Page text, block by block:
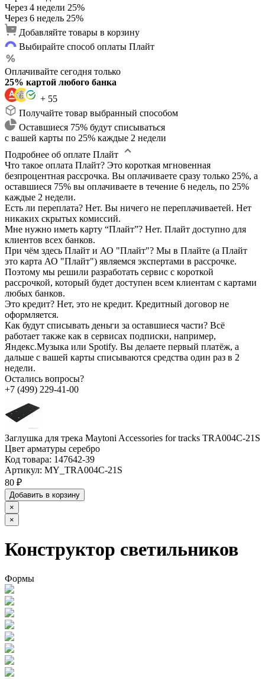
Через 4 недели 25%
Через 6 недель 25%
Добавляйте товары в корзину
Выбирайте способ оплаты Плайт
Оплачивайте сегодня только
25% картой любого банка
+ 55
Получайте товар выбранный способом
Оставшиеся 75% будут списываться
с вашей карты по 25% каждые 2 недели
Подробнее об оплате Плайт
Что такое оплата Плайт? Это короткая мгновенная
безпроцентная рассрочка. Вы оплачиваете сразу только 25%, а
оставшиеся 75% вы оплачиваете в течение 6 недель, по 25%
каждые 2 недели.
Есть ли переплата? Нет. Вы ничего не переплачиваетей. Нет
никаких скрытых комиссий.
Мне нужно иметь карту “Плайт”? Нет. Плайт доступно для
клиентов всех банков.
При чём здесь Плайт и АО "Плайт"? Мы в Плайте (а Плайт
это карта АО "Плайт") являемся экспертами в рассрочке.
Поэтому мы решили разработать сервис с короткой
рассрочкой, который будет доступен всем клиентам с картами
любых банков.
Это кредит? Нет, это не кредит. Кредитный договор не
оформляется.
Как будут списывать деньги за оставшиеся части? Всё
работает также как в сервисах подписки, например,
Яндекс.Музыка или Spotify. Вы делаете первый платёж, а
дальше с вашей карты списываются средства один раз в 2
недели.
Остались вопросы?
+7 (499) 229-41-00
Заглушка для трека Maytoni Accessories for tracks TRA004C-21S
Цвет арматуры серебро
Код товара: 147642-39
Артикул: MY_TRA004C-21S
80 ₽
Добавить в корзину
×
×
Конструктор светильников
Формы